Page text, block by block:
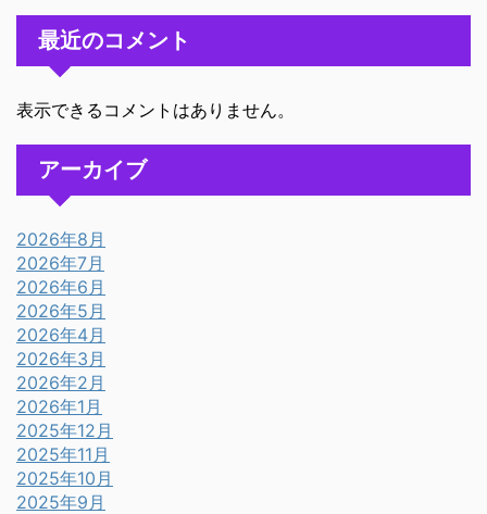
最近のコメント
表示できるコメントはありません。
アーカイブ
2026年8月
2026年7月
2026年6月
2026年5月
2026年4月
2026年3月
2026年2月
2026年1月
2025年12月
2025年11月
2025年10月
2025年9月